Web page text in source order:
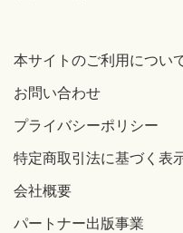
本サイトのご利用につい
お問い合わせ
プライバシーポリシー
特定商取引法に基づく表
会社概要
パートナー出版事業